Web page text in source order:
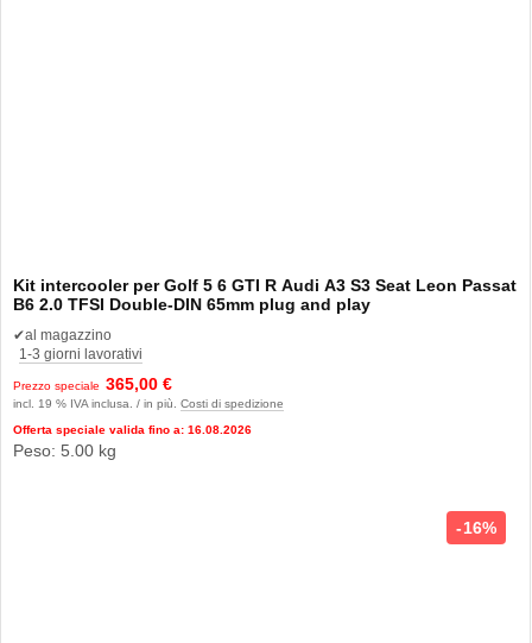
Kit intercooler per Golf 5 6 GTI R Audi A3 S3 Seat Leon Passat
B6 2.0 TFSI Double-DIN 65mm plug and play
✔al magazzino
1-3 giorni lavorativi
Prezzo speciale 365,00 €
incl. 19 % IVA inclusa. / in più. Costi di spedizione
Offerta speciale valida fino a: 16.08.2026
Peso: 5.00 kg
16%